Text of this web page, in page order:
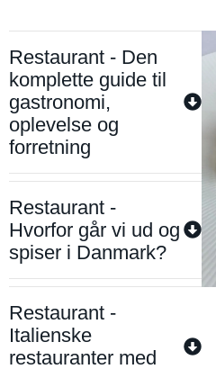
Restaurant - Den
komplette guide til
gastronomi,
oplevelse og
forretning
Restaurant -
Hvorfor går vi ud og
spiser i Danmark?
Restaurant -
Italienske
restauranter med